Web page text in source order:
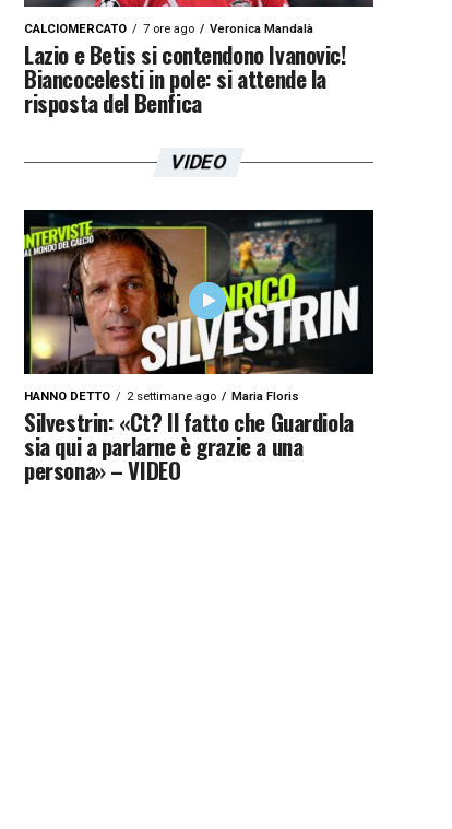
CALCIOMERCATO 7 ore ago Veronica Mandalà
Lazio e Betis si contendono Ivanovic!
Biancocelesti in pole: si attende la
risposta del Benfica
VIDEO
HANNO DETTO 2 settimane ago Maria Floris
Silvestrin: «Ct? Il fatto che Guardiola
sia qui a parlarne è grazie a una
persona» – VIDEO